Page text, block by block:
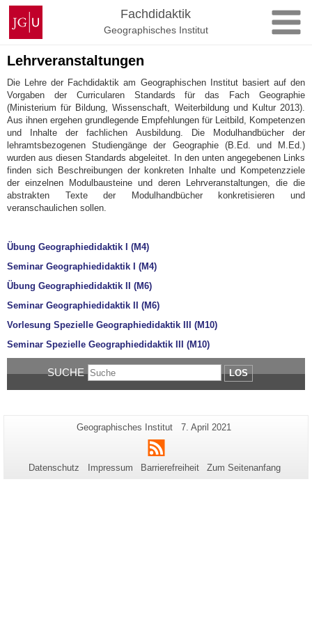
Zum
Inhalt
springen
Johannes
Gutenberg-
Universität
Mainz
Fachdidaktik
Geographisches Institut
Lehrveranstaltungen
Die Lehre der Fachdidaktik am Geographischen Institut basiert auf den
Vorgaben der Curricularen Standards für das Fach Geographie
(Ministerium für Bildung, Wissenschaft, Weiterbildung und Kultur 2013).
Aus ihnen ergehen grundlegende Empfehlungen für Leitbild, Kompetenzen
und Inhalte der fachlichen Ausbildung. Die Modulhandbücher der
lehramtsbezogenen Studiengänge der Geographie (B.Ed. und M.Ed.)
wurden aus diesen Standards abgeleitet. In den unten angegebenen Links
finden sich Beschreibungen der konkreten Inhalte und Kompetenzziele
der einzelnen Modulbausteine und deren Lehrveranstaltungen, die die
abstrakten Texte der Modulhandbücher konkretisieren und
veranschaulichen sollen.
Übung Geographiedidaktik I (M4)
Seminar Geographiedidaktik I (M4)
Übung Geographiedidaktik II (M6)
Seminar Geographiedidaktik II (M6)
Vorlesung Spezielle Geographiedidaktik III (M10)
Seminar Spezielle Geographiedidaktik III (M10)
SUCHE LOS
Zusätzliche
Informationen
zu
dieser
Seiten-
Geographisches Institut
Letzte
7. April 2021
RSS
Datenschutz Impressum Barrierefreiheit Zum Seitenanfang